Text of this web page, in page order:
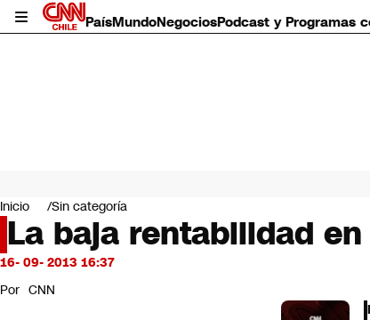
PaísMundoNegociosPodcast y Programas
Mundo
Negocios
Deportes
Programas completos
Servicios
Inicio Sin categoría
La baja rentabilidad
16- 09- 2013 16:37
Por CNN